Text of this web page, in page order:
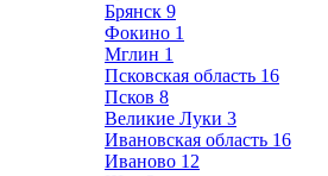
Брянск 9
Фокино 1
Мглин 1
Псковская область 16
Псков 8
Великие Луки 3
Ивановская область 16
Иваново 12